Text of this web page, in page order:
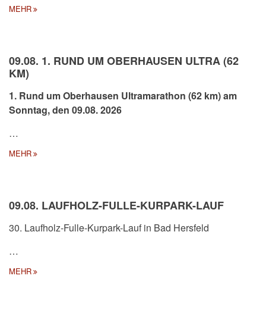
MEHR
09.08. 1. RUND UM OBERHAUSEN ULTRA (62
KM)
1. Rund um Oberhausen Ultramarathon (62 km) am
Sonntag, den 09.08. 2026
…
MEHR
09.08. LAUFHOLZ-FULLE-KURPARK-LAUF
30. Laufholz-Fulle-Kurpark-Lauf in Bad Hersfeld
…
MEHR